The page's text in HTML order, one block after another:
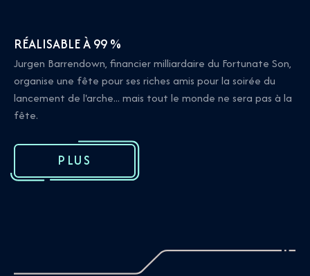
RÉALISABLE À 99 %
Jurgen Barrendown, financier milliardaire du Fortunate Son,
organise une fête pour ses riches amis pour la soirée du
lancement de l'arche... mais tout le monde ne sera pas à la
fête.
PLUS